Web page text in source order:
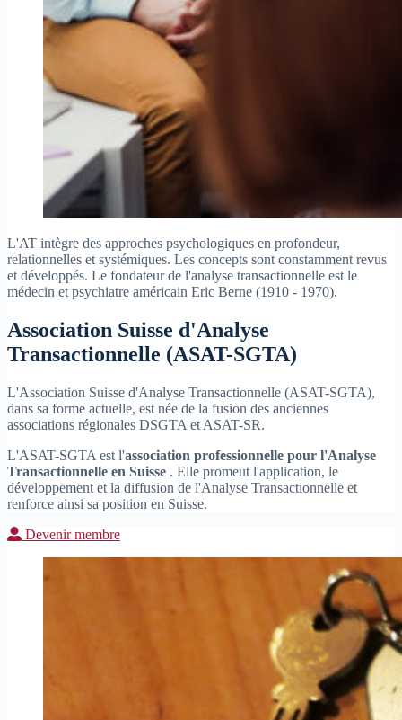
L'AT intègre des approches psychologiques en profondeur,
relationnelles et systémiques. Les concepts sont constamment revus
et développés. Le fondateur de l'analyse transactionnelle est le
médecin et psychiatre américain Eric Berne (1910 - 1970).
Association Suisse d'Analyse
Transactionnelle (ASAT-SGTA)
L'Association Suisse d'Analyse Transactionnelle (ASAT-SGTA),
dans sa forme actuelle, est née de la fusion des anciennes
associations régionales DSGTA et ASAT-SR.
L'ASAT-SGTA est l'association professionnelle pour l'Analyse
Transactionnelle en Suisse . Elle promeut l'application, le
développement et la diffusion de l'Analyse Transactionnelle et
renforce ainsi sa position en Suisse.
Devenir membre